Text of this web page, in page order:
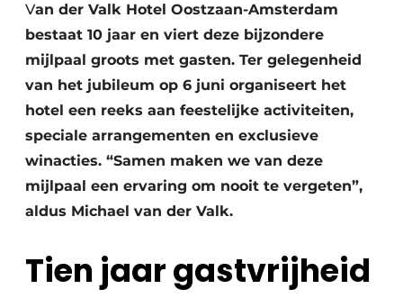
Van der Valk Hotel Oostzaan-Amsterdam
bestaat 10 jaar en viert deze bijzondere
mijlpaal groots met gasten. Ter gelegenheid
van het jubileum op 6 juni organiseert het
hotel een reeks aan feestelijke activiteiten,
speciale arrangementen en exclusieve
winacties. “Samen maken we van deze
mijlpaal een ervaring om nooit te vergeten”,
aldus Michael van der Valk.
Tien jaar gastvrijheid